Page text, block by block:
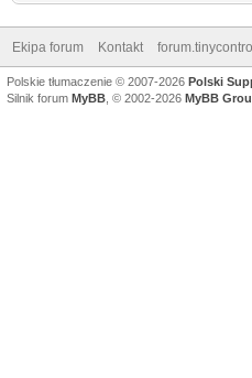
Ekipa forum Kontakt
Polskie tłumaczenie © 2007-2026 Polski
Silnik forum MyBB , © 2002-2026 MyBB